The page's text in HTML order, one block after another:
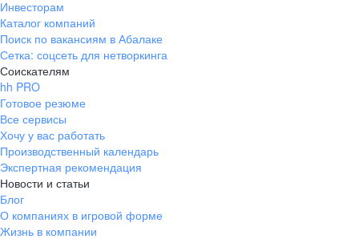
Инвесторам
Каталог компаний
Поиск по вакансиям в Абалаке
Сетка: соцсеть для нетворкинга
Соискателям
hh PRO
Готовое резюме
Все сервисы
Хочу у вас работать
Производственный календарь
Экспертная рекомендация
Новости и статьи
Блог
О компаниях в игровой форме
Жизнь в компании